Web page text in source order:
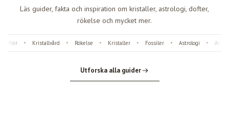
Läs guider, fakta och inspiration om kristaller, astrologi, dofter,
rökelse och mycket mer.
Kristallvård Rökelse Kristaller Fossiler Astrologi
Utforska alla guider